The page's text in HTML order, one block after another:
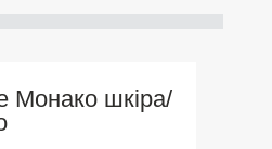
Монако шкіра/